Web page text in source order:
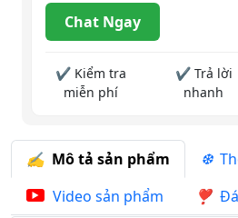
Chat Ngay
✔ Kiểm tra
miễn phí
✔ Trả lời
nhanh
Mô tả sản phẩm
Video sản phẩm